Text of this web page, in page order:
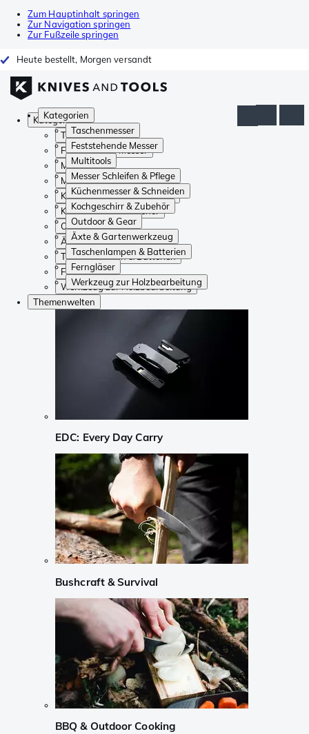
Zum Hauptinhalt springen
Zur Navigation springen
Zur Fußzeile springen
Heute bestellt, Morgen versandt
Kategorien
Taschenmesser
Feststehende Messer
Multitools
Messer Schleifen & Pflege
Küchenmesser & Schneiden
Kochgeschirr & Zubehör
Outdoor & Gear
Äxte & Gartenwerkzeug
Taschenlampen & Batterien
Ferngläser
Werkzeug zur Holzbearbeitung
Kategorien
Taschenmesser
Feststehende Messer
Multitools
Messer Schleifen & Pflege
Küchenmesser & Schneiden
Kochgeschirr & Zubehör
Outdoor & Gear
Äxte & Gartenwerkzeug
Taschenlampen & Batterien
Ferngläser
Werkzeug zur Holzbearbeitung
Themenwelten
EDC: Every Day Carry
Bushcraft & Survival
BBQ & Outdoor Cooking